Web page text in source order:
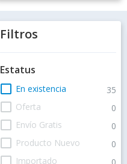
Filtros
Estatus
check_box_outline_blank En existencia 35
check_box_outline_blank Oferta 0
check_box_outline_blank Envío Gratis 0
check_box_outline_blank Producto Nuevo 0
check_box_outline_blank Importado